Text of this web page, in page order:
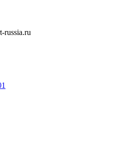
russia.ru